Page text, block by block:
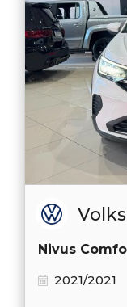
Nivus
2021/2021